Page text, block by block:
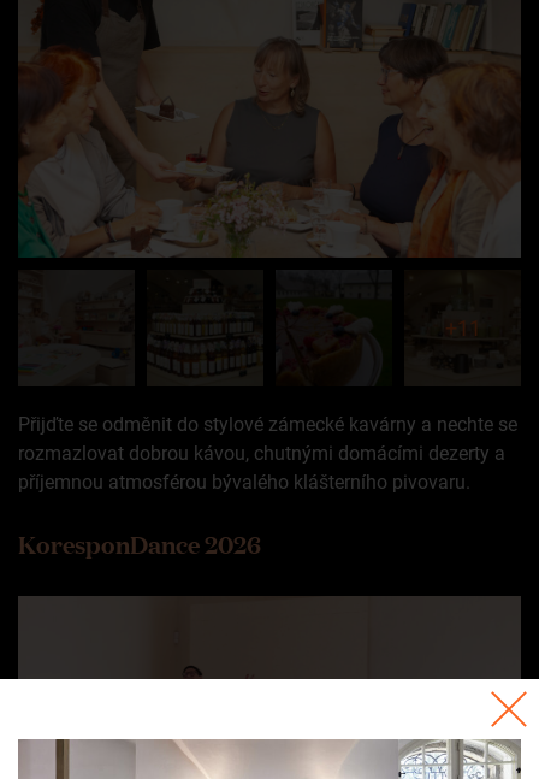
+11
Přijďte se odměnit do stylové zámecké kavárny a nechte se
rozmazlovat dobrou kávou, chutnými domácími dezerty a
příjemnou atmosférou bývalého klášterního pivovaru.
KoresponDance 2026